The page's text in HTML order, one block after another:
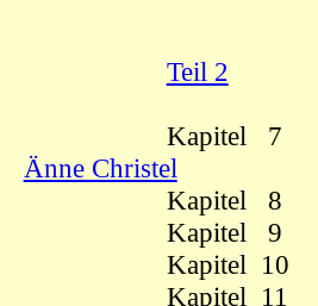
Teil 2
Kapitel
Änne Christel
Kapitel
Kapitel
Kapitel
Kapitel